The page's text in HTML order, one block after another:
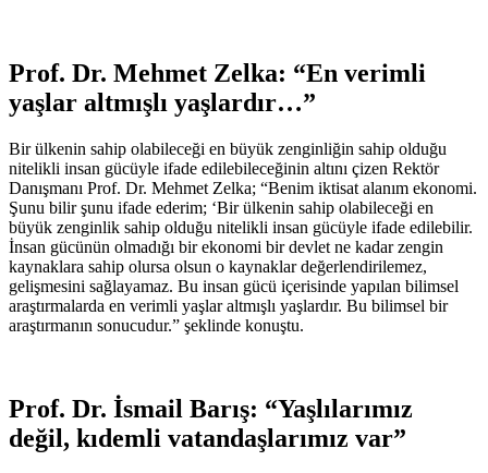
Prof. Dr. Mehmet Zelka: “En verimli
yaşlar altmışlı yaşlardır…”
Bir ülkenin sahip olabileceği en büyük zenginliğin sahip olduğu
nitelikli insan gücüyle ifade edilebileceğinin altını çizen Rektör
Danışmanı Prof. Dr. Mehmet Zelka; “Benim iktisat alanım ekonomi.
Şunu bilir şunu ifade ederim; ‘Bir ülkenin sahip olabileceği en
büyük zenginlik sahip olduğu nitelikli insan gücüyle ifade edilebilir.
İnsan gücünün olmadığı bir ekonomi bir devlet ne kadar zengin
kaynaklara sahip olursa olsun o kaynaklar değerlendirilemez,
gelişmesini sağlayamaz. Bu insan gücü içerisinde yapılan bilimsel
araştırmalarda en verimli yaşlar altmışlı yaşlardır. Bu bilimsel bir
araştırmanın sonucudur.” şeklinde konuştu.
Prof. Dr. İsmail Barış: “Yaşlılarımız
değil, kıdemli vatandaşlarımız var”